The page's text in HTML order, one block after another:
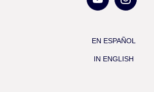
EN ESPAÑOL
IN ENGLISH